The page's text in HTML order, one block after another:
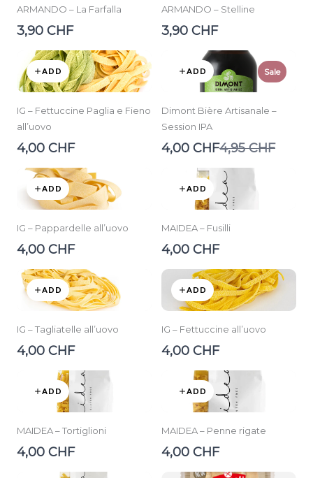
ARMANDO – La Farfalla
3,90 CHF
ARMANDO – Stelline
3,90 CHF
ADD
IG – Fettuccine Paglia e Fieno
all’uovo
4,00 CHF
ADD Sale
Dimont Bière Artisanale –
Session IPA
4,00 CHFCompare
4,95 CHF
ADD
IG – Pappardelle all’uovo
4,00 CHF
ADD
MAIDEA – Fusilli
4,00 CHF
ADD
IG – Tagliatelle all’uovo
4,00 CHF
ADD
IG – Fettuccine all’uovo
4,00 CHF
ADD
MAIDEA – Tortiglioni
4,00 CHF
ADD
MAIDEA – Penne rigate
4,00 CHF